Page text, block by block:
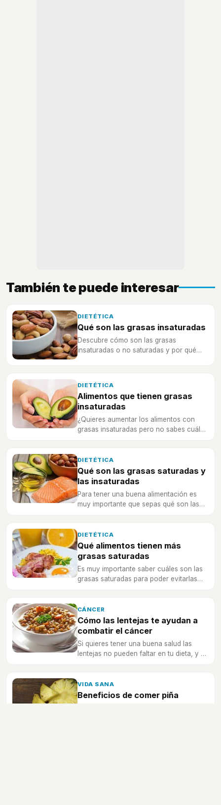
También te puede interesar
DIETÉTICA
Qué son las grasas insaturadas
Descubre cómo son las grasas
insaturadas o no saturadas y por qué
DIETÉTICA
Alimentos que tienen grasas
insaturadas
¿Quieres aumentar los alimentos con
grasas insaturadas pero no sabes cuáles
DIETÉTICA
Qué son las grasas saturadas y
las insaturadas
Para tener una buena alimentación es
muy importante que sepas qué son las
DIETÉTICA
Qué alimentos tienen más
grasas saturadas
Es muy importante saber cuáles son las
grasas saturadas para poder evitarlas
CÁNCER
Cómo las lentejas te ayudan a
combatir el cáncer
Si quieres tener una buena salud las
lentejas no pueden faltar en tu dieta, y es
VIDA SANA
Beneficios de comer piña